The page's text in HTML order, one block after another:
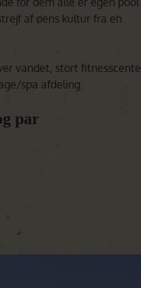
af øens kultur fra en
vandet, stort
spa afdeling.
par